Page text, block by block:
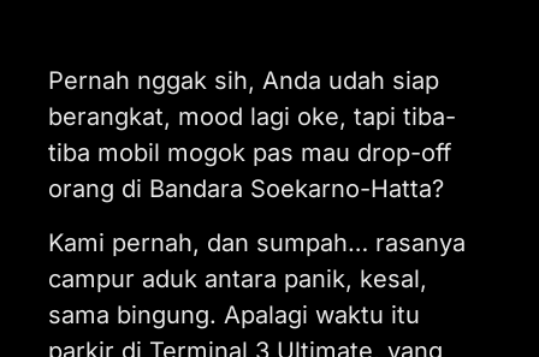
Pernah nggak sih, Anda udah siap
berangkat, mood lagi oke, tapi tiba-
tiba mobil mogok pas mau drop-off
orang di Bandara Soekarno-Hatta?
Kami pernah, dan sumpah… rasanya
campur aduk antara panik, kesal,
sama bingung. Apalagi waktu itu
parkir di Terminal 3 Ultimate, yang